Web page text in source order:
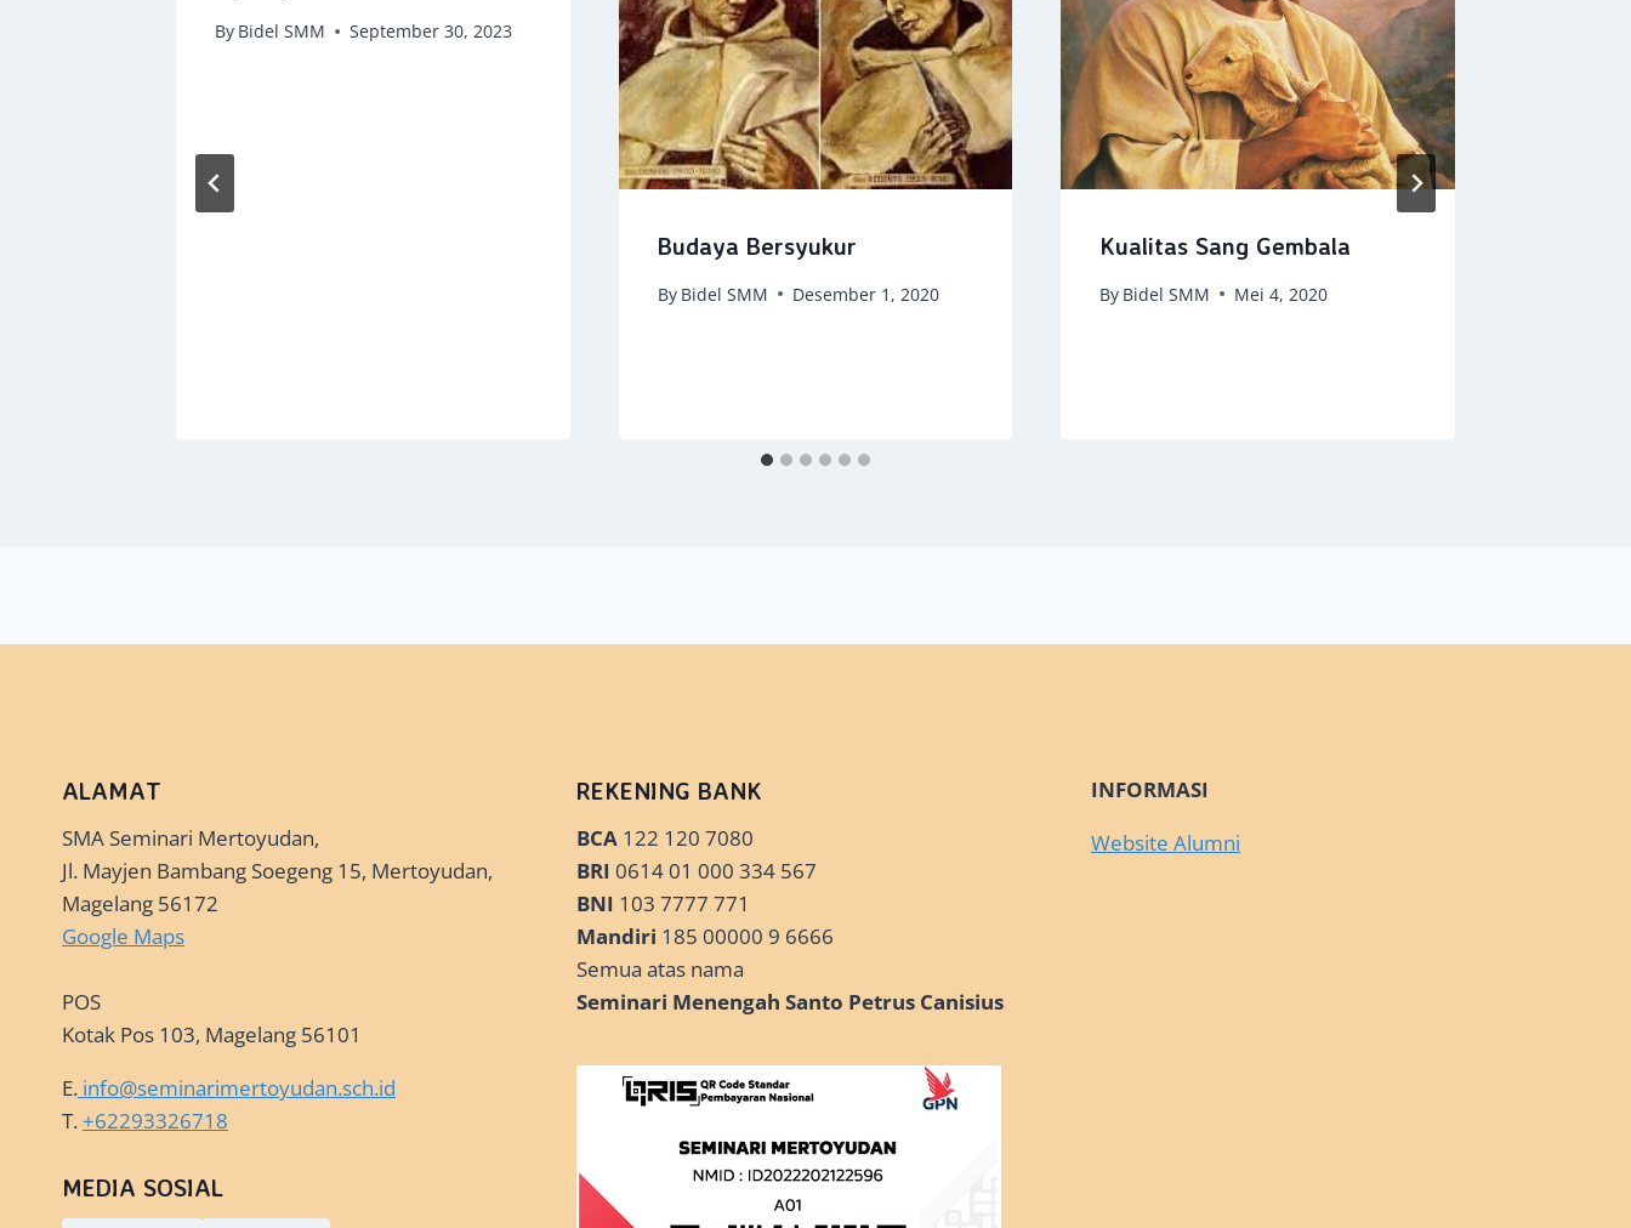
By Bidel SMM September 30, 2023
Budaya Bersyukur
By Bidel SMM Desember 1, 2020
Kualitas Sang Gembala
By Bidel SMM Mei 4, 2020
ALAMAT
SMA Seminari Mertoyudan,
Jl. Mayjen Bambang Soegeng 15, Mertoyudan,
Magelang 56172
Google Maps
POS
Kotak Pos 103, Magelang 56101
E. info@seminarimertoyudan.sch.id
T.+62293326718
MEDIA SOSIAL
REKENING BANK
BCA 122 120 7080
BRI 0614 01 000 334 567
BNI 103 7777 771
Mandiri 185 00000 9 6666
Semua atas nama
Seminari Menengah Santo Petrus Canisius
INFORMASI
Website Alumni